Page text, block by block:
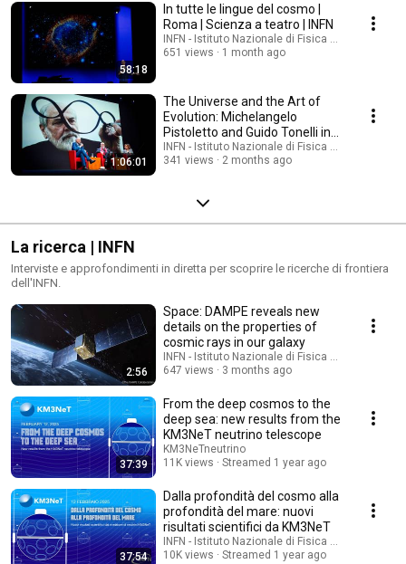
58:18
In tutte le lingue del cosmo |
Roma | Scienza a teatro | INFN
INFN - Istituto Nazionale di Fisica Nucleare
651 views
1 month ago
1:06:01
The Universe and the Art of
Evolution: Michelangelo
Pistoletto and Guido Tonelli in
Dialogue | IN...
INFN - Istituto Nazionale di Fisica Nucleare
341 views
2 months ago
La ricerca | INFN
Interviste e approfondimenti in diretta per scoprire le ricerche di frontiera
dell'INFN.
2:56
Space: DAMPE reveals new
details on the properties of
cosmic rays in our galaxy
INFN - Istituto Nazionale di Fisica Nucleare
647 views
3 months ago
37:39
From the deep cosmos to the
deep sea: new results from the
KM3NeT neutrino telescope
KM3NeTneutrino
11K views
Streamed 1 year ago
37:54
Dalla profondità del cosmo alla
profondità del mare: nuovi
risultati scientifici da KM3NeT
INFN - Istituto Nazionale di Fisica Nucleare
10K views
Streamed 1 year ago